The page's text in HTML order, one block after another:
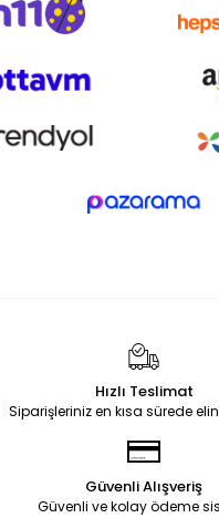
Hızlı Teslimat
Siparişleriniz en kısa sürede
Güvenli Alışveriş
Güvenli ve kolay ödeme